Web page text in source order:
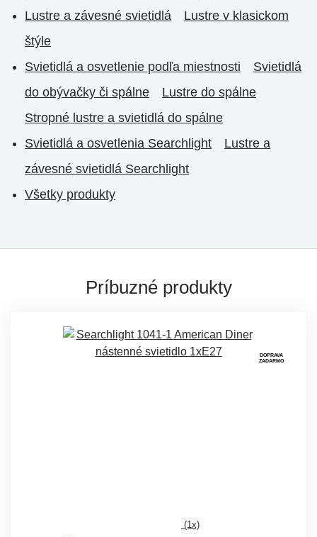
Lustre a závesné svietidlá
Lustre v klasickom
štýle
Svietidlá a osvetlenie podľa miestnosti
Svietidlá
do obývačky či spálne
Lustre do spálne
Stropné lustre a svietidlá do spálne
Svietidlá a osvetlenia Searchlight
Lustre a
závesné svietidlá Searchlight
Všetky produkty
Príbuzné produkty
DOPRAVA
ZADARMO
(1x)